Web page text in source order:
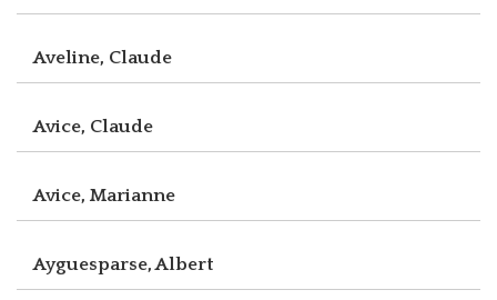
Aveline, Claude
Avice, Claude
Avice, Marianne
Ayguesparse, Albert